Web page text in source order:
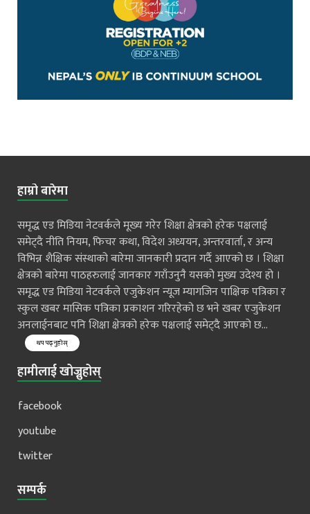
हाम्रो बारेमा
समृद्ध एड मिडिया नेटवर्कले मूख्य गरेर शिक्षा क्षेत्रको हरेक पक्षलाई
समेट्दै नीति नियम, फिचर कथा, विदेश अध्ययन, अन्तरवार्ता, र अन्य
विभिन्न शैक्षिक संस्थाको बारेमा जानकारी प्रदान गर्दै आएको छ । शिक्षा
क्षेत्रको बारेमा पाठहरुलाई जानकार गराँउनुनै यसको मुख्य उदेश्य हो ।
समृद्ध एड मिडिया नेटवर्कले एजुकेशन न्यूज म्यागजिन पाक्षिक पत्रिका र
स्कुल खबर मासिक पत्रिका प्रकाशन गरिरहेको छ भने खबर एजुकेशन
अनलाईनबाट पनि शिक्षा क्षेत्रको हरेक पक्षलाई समेट्दै आएको छ...
थप पढ्नुहोस्
हामीलाई खोज्नुहोस्
facebook
youtube
twitter
सम्पर्क